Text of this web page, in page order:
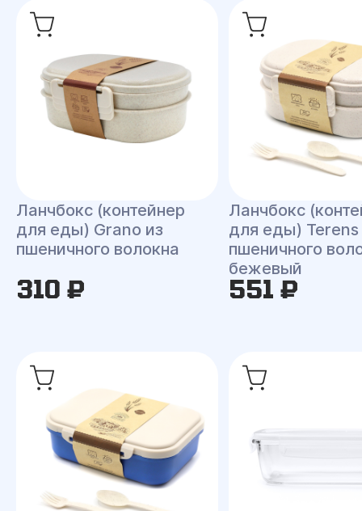
Ланчбокс (контейнер
для еды) Grano из
пшеничного волокна
310 ₽
Ланчбокс
для еды) Terens
пшеничного
бежевый
551 ₽